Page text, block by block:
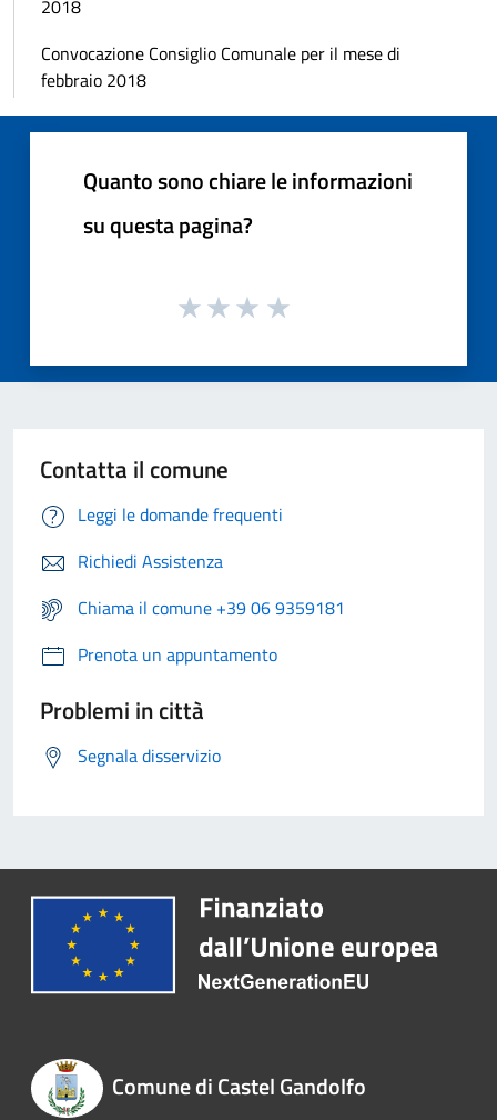
2018
Convocazione Consiglio Comunale per il mese di
febbraio 2018
Quanto sono chiare le informazioni
su questa pagina?
Contatta il comune
Leggi le domande frequenti
Richiedi Assistenza
Chiama il comune +39 06 9359181
Prenota un appuntamento
Problemi in città
Segnala disservizio
Comune di Castel Gandolfo